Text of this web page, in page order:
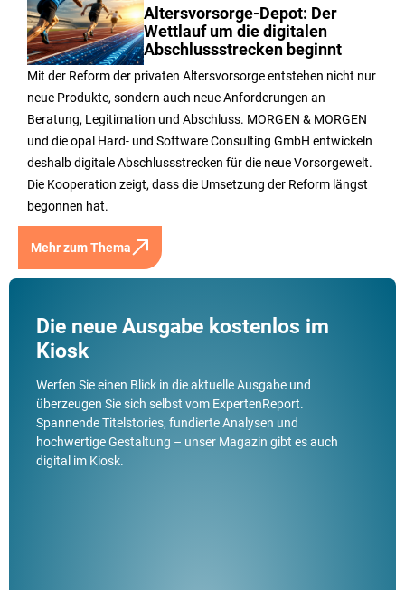
Altersvorsorge-Depot: Der
Wettlauf um die digitalen
Abschlussstrecken beginnt
Mit der Reform der privaten Altersvorsorge entstehen nicht nur
neue Produkte, sondern auch neue Anforderungen an
Beratung, Legitimation und Abschluss. MORGEN & MORGEN
und die opal Hard- und Software Consulting GmbH entwickeln
deshalb digitale Abschlussstrecken für die neue Vorsorgewelt.
Die Kooperation zeigt, dass die Umsetzung der Reform längst
begonnen hat.
Mehr zum Thema
Die neue Ausgabe kostenlos im
Kiosk
Werfen Sie einen Blick in die aktuelle Ausgabe und
überzeugen Sie sich selbst vom ExpertenReport.
Spannende Titelstories, fundierte Analysen und
hochwertige Gestaltung – unser Magazin gibt es auch
digital im Kiosk.